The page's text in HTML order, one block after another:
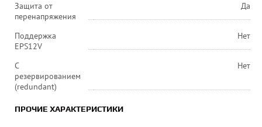
Защита от
перенапряжения
Да
Поддержка
EPS12V
Нет
С
резервированием
(redundant)
Нет
ПРОЧИЕ ХАРАКТЕРИСТИКИ